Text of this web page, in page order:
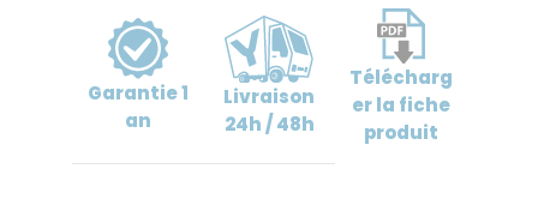
Garantie1
an
Livraison
24h / 48h
Télécharg
erla fiche
produit